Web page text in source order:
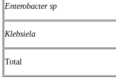
Enterobacter sp
Klebsiela
Total